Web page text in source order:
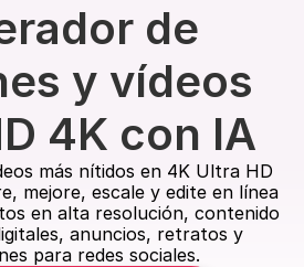
de
y vídeos
4K con IA
más nítidos en 4K Ultra HD
mejore, escale y edite en línea
en alta resolución, contenido
anuncios, retratos y
para redes sociales.